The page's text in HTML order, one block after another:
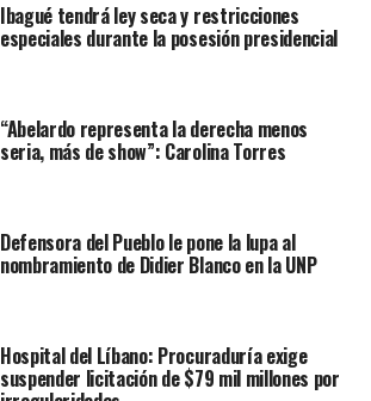
Ibagué tendrá ley seca y restricciones
especiales durante la posesión presidencial
“Abelardo representa la derecha menos
seria, más de show”: Carolina Torres
Defensora del Pueblo le pone la lupa al
nombramiento de Didier Blanco en la UNP
Hospital del Líbano: Procuraduría exige
suspender licitación de $79 mil millones por